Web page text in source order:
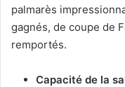
palmarès
gagnés, de coupe de
remportés.
Capacité de la